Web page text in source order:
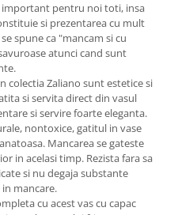
pentru noi toti, insa
si prezentarea cu mult
spune ca "mancam si cu
atunci cand sunt
colectia Zaliano sunt estetice si
si servita direct din vasul
si servire foarte eleganta.
nontoxice, gatitul in vase
Mancarea se gateste
in acelasi timp. Rezista fara sa
si nu degaja substante
mancare.
cu acest vas cu capac